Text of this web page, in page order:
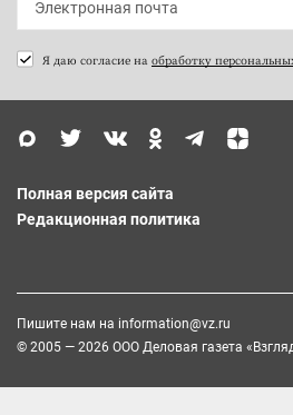
Я даю согласие на обработку
Полная версия сайта
Редакционная политика
Пишите нам на information@vz.ru
© 2005 — 2026 ООО Деловая газета